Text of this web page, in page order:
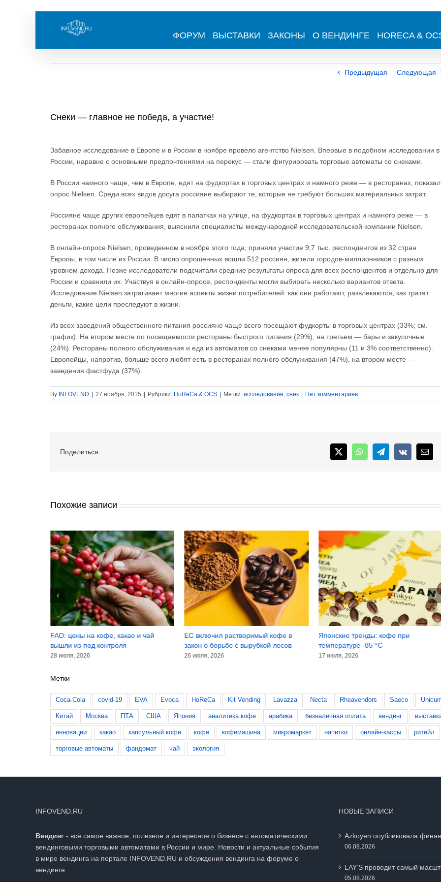
content
ФОРУМ ВЫСТАВКИ ЗАКОНЫ О ВЕНДИНГЕ HORECA &
Предыдущая Следующая
Снеки — главное не победа, а участие!
Larger
Image
Забавное исследование в Европе и в России в ноябре провело агентство Nielsen. Впервые в подобном исследовании в
России, наравне с основными предпочтениями на перекус — стали фигурировать торговые автоматы со снеками.
В России намного чаще, чем в Европе, едят на фудкортах в торговых центрах и намного реже — в ресторанах, показал
опрос Nielsen. Среди всех видов досуга россияне выбирают те, которые не требуют больших материальных затрат.
Россияне чаще других европейцев едят в палатках на улице, на фудкортах в торговых центрах и намного реже — в
ресторанах полного обслуживания, выяснили специалисты международной исследовательской компании Nielsen.
В онлайн-опросе Nielsen, проведенном в ноябре этого года, приняли участие 9,7 тыс. респондентов из 32 стран
Европы, в том числе из России. В число опрошенных вошли 512 россиян, жители городов-миллионников с разным
уровнем дохода. Позже исследователи подсчитали средние результаты опроса для всех респондентов и отдельно для
России и сравнили их. Участвуя в онлайн-опросе, респонденты могли выбирать несколько вариантов ответа.
Исследование Nielsen затрагивает многие аспекты жизни потребителей: как они работают, развлекаются, как тратят
деньги, какие цели преследуют в жизни.
Из всех заведений общественного питания россияне чаще всего посещают фудкорты в торговых центрах (33%; см.
график). На втором месте по посещаемости рестораны быстрого питания (29%), на третьем — бары и закусочные
(24%). Рестораны полного обслуживания и еда из автоматов со снеками менее популярны (11 и 3% соответственно).
Европейцы, напротив, больше всего любят есть в ресторанах полного обслуживания (47%), на втором месте —
заведения фастфуда (37%).
By INFOVEND 27 ноября, 2015 Рубрики: HoReCa & OCS Метки: исследование, снек Нет комментариев
Поделиться X WhatsAppTelegram
Vk Email
Похожие записи
FAO: цены на кофе, какао и чай
вышли из-под контроля
28 июля, 2026
ЕС включил растворимый кофе в
закон о борьбе с вырубкой лесов
26 июля, 2026
Японские тренды: кофе при
температуре -85 °C
17 июля, 2026
Метки
Coca-Cola covid-19 EVA Evoca HoReCa Kit Vending Lavazza Necta Rheavendors Saeco
Китай Москва ПТА США Япония аналитика кофе арабика безналичная оплата вендинг
инновации какао капсульный кофе кофе кофемашина микромаркет напитки онлайн-кассы ритейл
торговые автоматы фандомат чай экология
INFOVEND.RU
Вендинг - всё самое важное, полезное и интересное о бизнесе с автоматическими
вендинговыми торговыми автоматами в России и мире. Новости и актуальные события
в мире вендинга на портале INFOVEND.RU и обсуждения вендинга на форуме о
вендинге
НОВЫЕ ЗАПИСИ
Azkoyen опубликовала
06.08.2026
LAY’S проводит самый
05.08.2026